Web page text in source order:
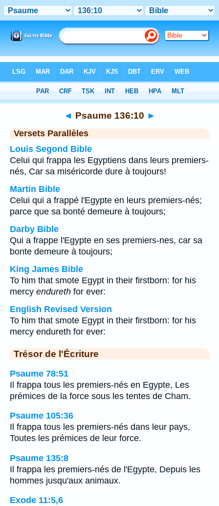
Chapitre 136 > Verset 10
◄ Psaume 136:10 ►
Versets Parallèles
Louis Segond Bible
Celui qui frappa les Egyptiens dans leurs premiers-
nés, Car sa miséricorde dure à toujours!
Martin Bible
Celui qui a frappé l'Egypte en leurs premiers-nés;
parce que sa bonté demeure à toujours;
Darby Bible
Qui a frappe l'Egypte en ses premiers-nes, car sa
bonte demeure à toujours;
King James Bible
To him that smote Egypt in their firstborn: for his
mercy endureth for ever:
English Revised Version
To him that smote Egypt in their firstborn: for his
mercy endureth for ever:
Trésor de l'Écriture
Psaume 78:51
Il frappa tous les premiers-nés en Egypte, Les
prémices de la force sous les tentes de Cham.
Psaume 105:36
Il frappa tous les premiers-nés dans leur pays,
Toutes les prémices de leur force.
Psaume 135:8
Il frappa les premiers-nés de l'Egypte, Depuis les
hommes jusqu'aux animaux.
Exode 11:5,6